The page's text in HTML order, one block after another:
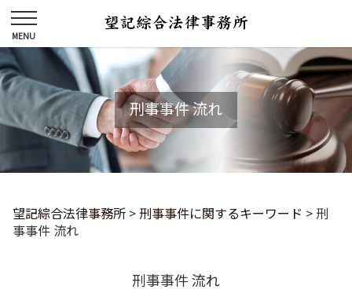
刑事事件 流れ
望記綜合法律事務所 > 刑事事件に関するキーワード > 刑
事事件 流れ
刑事事件 流れ